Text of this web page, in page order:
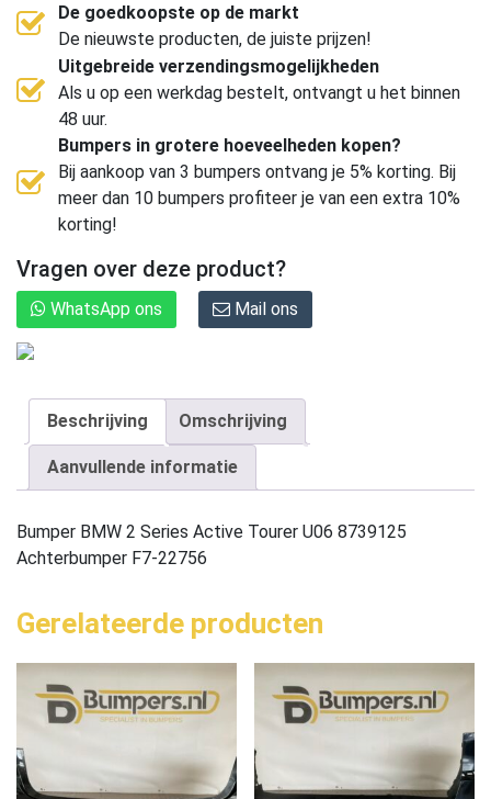
De goedkoopste op de markt
De nieuwste producten, de juiste prijzen!
Uitgebreide verzendingsmogelijkheden
Als u op een werkdag bestelt, ontvangt u het binnen
48 uur.
Bumpers in grotere hoeveelheden kopen?
Bij aankoop van 3 bumpers ontvang je 5% korting. Bij
meer dan 10 bumpers profiteer je van een extra 10%
korting!
Vragen over deze product?
WhatsApp ons Mail ons
Beschrijving Omschrijving
Aanvullende informatie
Bumper BMW 2 Series Active Tourer U06 8739125
Achterbumper F7-22756
Gerelateerde producten